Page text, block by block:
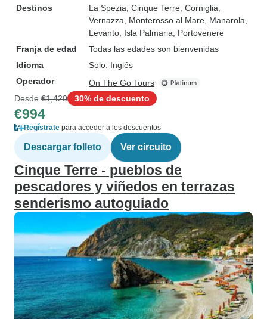
Destinos
La Spezia , Cinque Terre , Corniglia
Vernazza , Monterosso al Mare , Manarola
Levanto , Isla Palmaria , Portovenere
Franja de edad
Todas las edades son bienvenidas
Idioma
Solo: Inglés
Operador
On The Go Tours
Desde €1,420 30% de descuento
€994
Regístrate para acceder a los descuentos
Descargar folleto Ver circuito
Cinque Terre - pueblos de
pescadores y viñedos en terrazas
senderismo autoguiado